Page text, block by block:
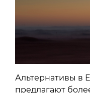
Альтернативы в
предлагают